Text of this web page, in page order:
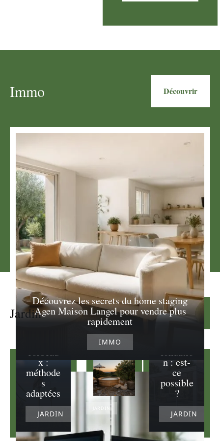
Immo Découvrir
Découvrez les secrets du home staging
Agen Maison Langel pour vendre plus
rapidement
IMMO
Jardin Lire la suite
Effarouc
corbeau
x :
méthode
s
adaptées
JARDIN
JARDIN
d’aménagement
pour un coin
Veranda
sur
fondatio
n : est-
ce
possible
?
JARDIN